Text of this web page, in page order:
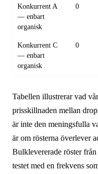
Konkurrent A
— enbart
organisk
0
Konkurrent C
— enbart
organisk
0
Tabellen illustrerar vad
prisskillnaden mellan
är inte den meningsfulla
är om rösterna överlever
Bulklevererade röster
testet med en frekvens